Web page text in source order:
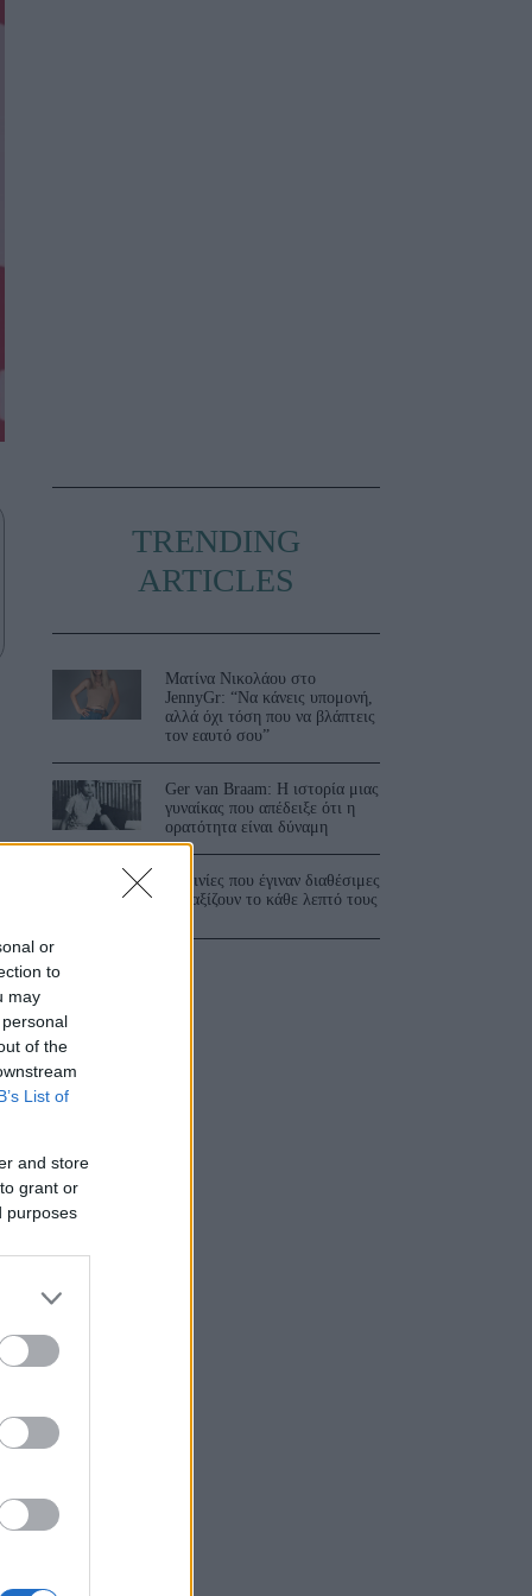
or
to
may
of the
List of
and store
grant or
purposes
TRENDING
ARTICLES
Ματίνα Νικολάου στο
JennyGr: “Να κάνεις υπομονή,
αλλά όχι τόση που να βλάπτεις
τον εαυτό σου”
Ger van Braam: Η ιστορία μιας
γυναίκας που απέδειξε ότι η
ορατότητα είναι δύναμη
3 ταινίες που έγιναν διαθέσιμες
και αξίζουν το κάθε λεπτό τους